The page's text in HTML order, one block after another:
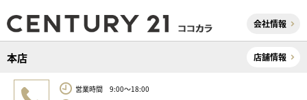
会社情報
本店 店舗情報
営業時間 9:00～18:00